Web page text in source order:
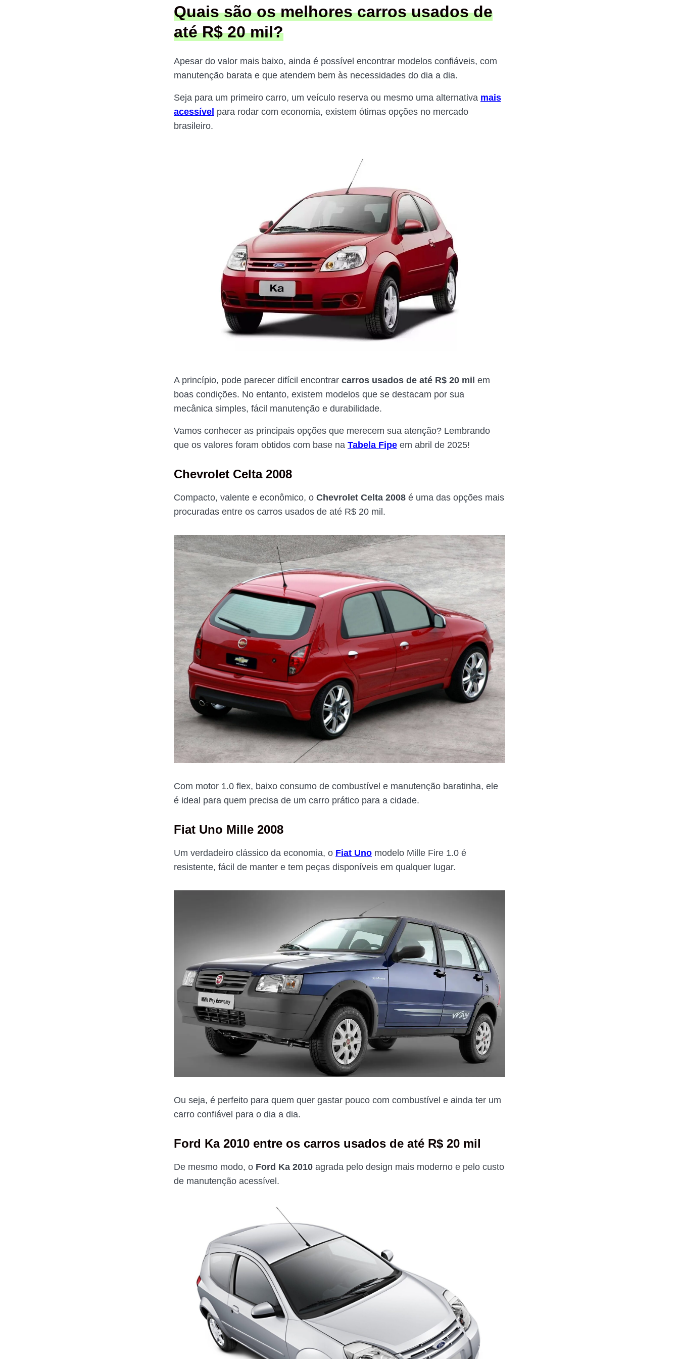
Quais são os melhores carros usados de
até R$ 20 mil?
Apesar do valor mais baixo, ainda é possível encontrar modelos confiáveis, com
manutenção barata e que atendem bem às necessidades do dia a dia.
Seja para um primeiro carro, um veículo reserva ou mesmo uma alternativa mais
acessível para rodar com economia, existem ótimas opções no mercado
brasileiro.
A princípio, pode parecer difícil encontrar carros usados de até R$ 20 mil em
boas condições. No entanto, existem modelos que se destacam por sua
mecânica simples, fácil manutenção e durabilidade.
Vamos conhecer as principais opções que merecem sua atenção? Lembrando
que os valores foram obtidos com base na Tabela Fipe em abril de 2025!
Chevrolet Celta 2008
Compacto, valente e econômico, o Chevrolet Celta 2008 é uma das opções mais
procuradas entre os carros usados de até R$ 20 mil.
Com motor 1.0 flex, baixo consumo de combustível e manutenção baratinha, ele
é ideal para quem precisa de um carro prático para a cidade.
Fiat Uno Mille 2008
Um verdadeiro clássico da economia, o Fiat Uno modelo Mille Fire 1.0 é
resistente, fácil de manter e tem peças disponíveis em qualquer lugar.
Ou seja, é perfeito para quem quer gastar pouco com combustível e ainda ter um
carro confiável para o dia a dia.
Ford Ka 2010 entre os carros usados de até R$ 20 mil
De mesmo modo, o Ford Ka 2010 agrada pelo design mais moderno e pelo custo
de manutenção acessível.